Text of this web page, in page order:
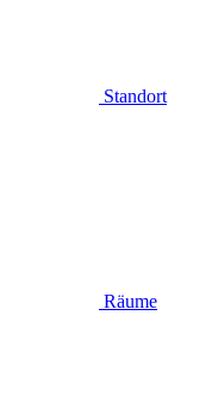
Standort
Räume